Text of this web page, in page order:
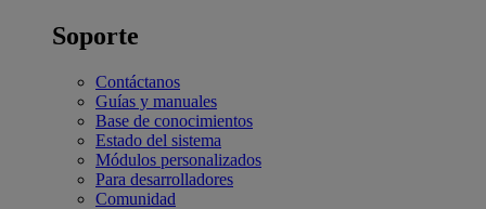
Soporte
Contáctanos
Guías y manuales
Base de conocimientos
Estado del sistema
Módulos personalizados
Para desarrolladores
Comunidad